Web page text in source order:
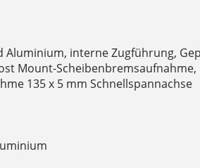
Aluminium, interne Zugführung,
Mount-Scheibenbremsaufnahme,
135 x 5 mm Schnellspannachse